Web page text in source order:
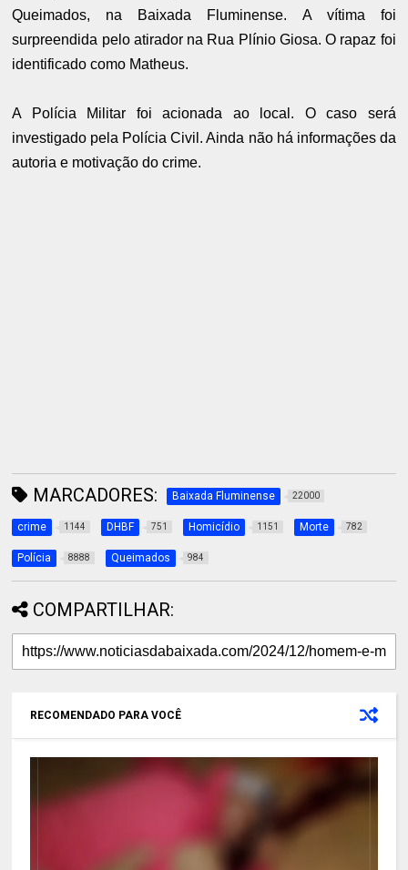
Queimados, na Baixada Fluminense. A vítima foi
surpreendida pelo atirador na Rua Plínio Giosa. O rapaz foi
identificado como Matheus.
A Polícia Militar foi acionada ao local. O caso será
investigado pela Polícia Civil. Ainda não há informações da
autoria e motivação do crime.
MARCADORES: Baixada Fluminense 22000
crime 1144 DHBF 751 Homicídio 1151 Morte 782
Polícia 8888 Queimados 984
COMPARTILHAR:
RECOMENDADO PARA VOCÊ